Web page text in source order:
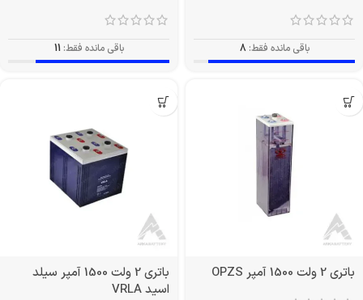
باقی مانده فقط: 8 باقی مانده فقط: 11
باتری 2 ولت 1500 آمپر OPZS
باتری 2 ولت 1500 آمپر سیلد
اسید VRLA